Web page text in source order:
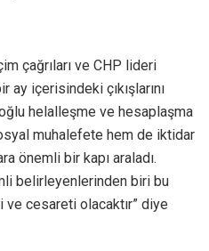
çağrıları ve CHP lideri
ay içerisindeki çıkışlarını
helalleşme ve hesaplaşma
muhalefete hem de iktidar
önemli bir kapı araladı.
belirleyenlerinden biri bu
ve cesareti olacaktır” diye